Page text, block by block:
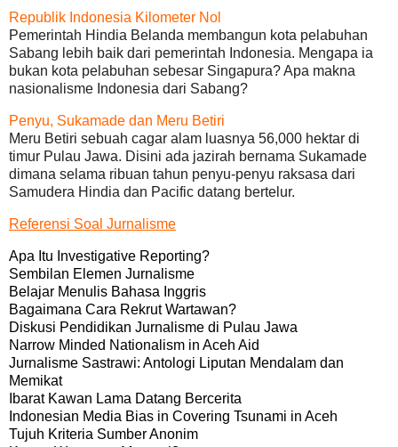
Republik Indonesia Kilometer Nol
Pemerintah Hindia Belanda membangun kota pelabuhan
Sabang lebih baik dari pemerintah Indonesia. Mengapa ia
bukan kota pelabuhan sebesar Singapura? Apa makna
nasionalisme Indonesia dari Sabang?
Penyu, Sukamade dan Meru Betiri
Meru Betiri sebuah cagar alam luasnya 56,000 hektar di
timur Pulau Jawa. Disini ada jazirah bernama Sukamade
dimana selama ribuan tahun penyu-penyu raksasa dari
Samudera Hindia dan Pacific datang bertelur.
Referensi Soal Jurnalisme
Apa Itu Investigative Reporting?
Sembilan Elemen Jurnalisme
Belajar Menulis Bahasa Inggris
Bagaimana Cara Rekrut Wartawan?
Diskusi Pendidikan Jurnalisme di Pulau Jawa
Narrow Minded Nationalism in Aceh Aid
Jurnalisme Sastrawi: Antologi Liputan Mendalam dan
Memikat
Ibarat Kawan Lama Datang Bercerita
Indonesian Media Bias in Covering Tsunami in Aceh
Tujuh Kriteria Sumber Anonim